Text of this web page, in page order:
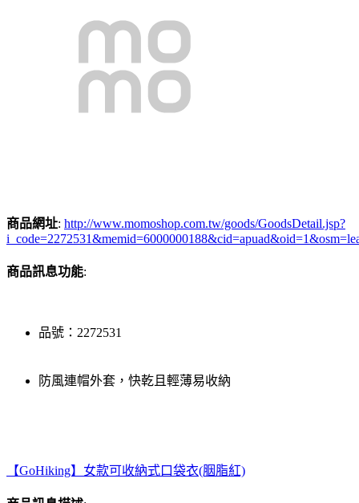
商品網址: http://www.momoshop.com.tw/goods/GoodsDetail.jsp?
商品訊息功能:
品號：2272531
防風連帽外套，快乾且輕薄易收納
【GoHiking】女款可收納式口袋衣(胭脂紅)